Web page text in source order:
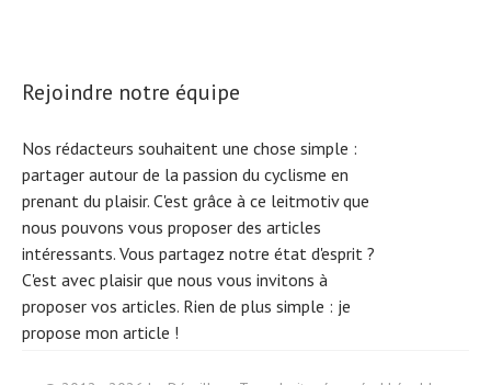
Rejoindre notre équipe
Nos rédacteurs souhaitent une chose simple :
partager autour de la passion du cyclisme en
prenant du plaisir. C'est grâce à ce leitmotiv que
nous pouvons vous proposer des articles
intéressants. Vous partagez notre état d'esprit ?
C'est avec plaisir que nous vous invitons à
proposer vos articles. Rien de plus simple : je
propose mon article !